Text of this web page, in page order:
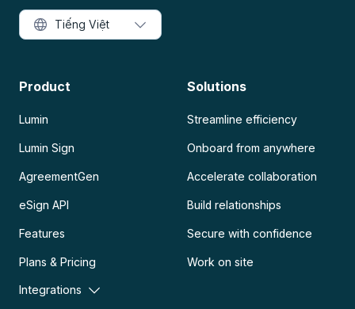
Product
Lumin
Lumin Sign
AgreementGen
eSign API
Features
Plans & Pricing
Integrations
Solutions
Streamline efficiency
Onboard from anywhere
Accelerate collaboration
Build relationships
Secure with confidence
Work on site
Tiếng Việt